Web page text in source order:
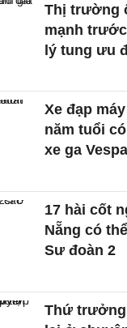
Thị trường
mạnh
lý tung ưu
Xe đạp
năm tuổi
xe ga Vespa
17 hài cốt
Nẵng có
Sư đoàn 2
Thứ trưởng